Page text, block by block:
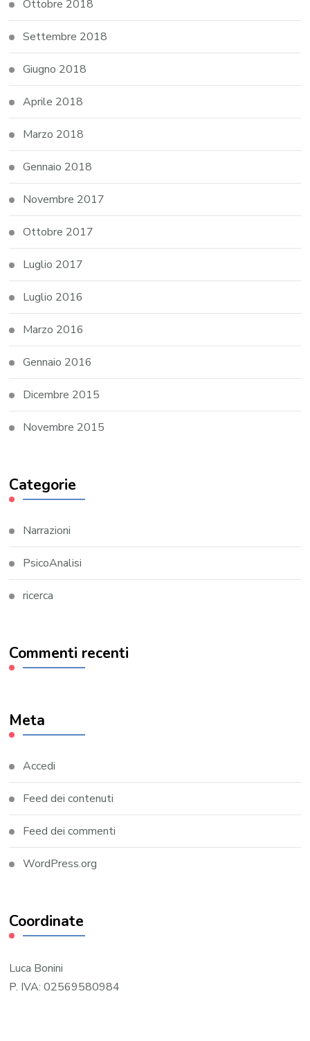
Ottobre 2018
Settembre 2018
Giugno 2018
Aprile 2018
Marzo 2018
Gennaio 2018
Novembre 2017
Ottobre 2017
Luglio 2017
Luglio 2016
Marzo 2016
Gennaio 2016
Dicembre 2015
Novembre 2015
Categorie
Narrazioni
PsicoAnalisi
ricerca
Commenti recenti
Meta
Accedi
Feed dei contenuti
Feed dei commenti
WordPress.org
Coordinate
Luca Bonini
P. IVA: 02569580984